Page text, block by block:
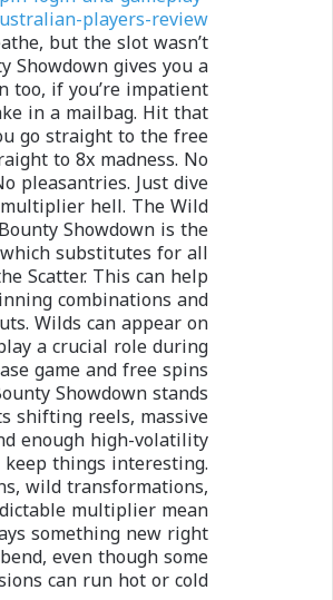
players-review/
but the slot wasn’t
Showdown gives you a
too, if you’re impatient
in a mailbag. Hit that
go straight to the free
to 8x madness. No
pleasantries. Just dive
hell. The Wild
Showdown is the
substitutes for all
Scatter. This can help
combinations and
Wilds can appear on
a crucial role during
game and free spins
Showdown stands
shifting reels, massive
enough high-volatility
things interesting.
wild transformations,
multiplier mean
something new right
even though some
can run hot or cold.